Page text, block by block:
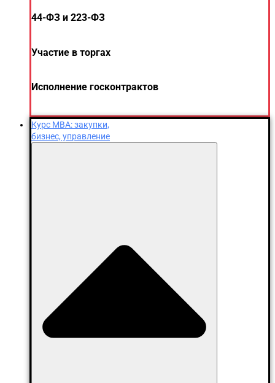
44-ФЗ и 223-ФЗ
Участие в торгах
Исполнение госконтрактов
Курс MBA: закупки,
бизнес, управление